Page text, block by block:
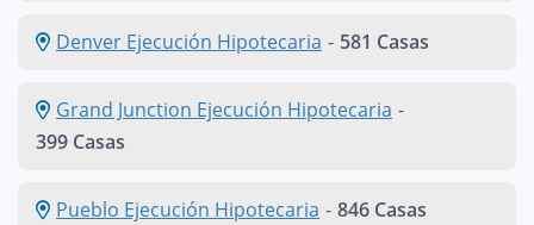
Denver Ejecución Hipotecaria - 581 Casas
Grand Junction Ejecución Hipotecaria -
399 Casas
Pueblo Ejecución Hipotecaria - 846 Casas